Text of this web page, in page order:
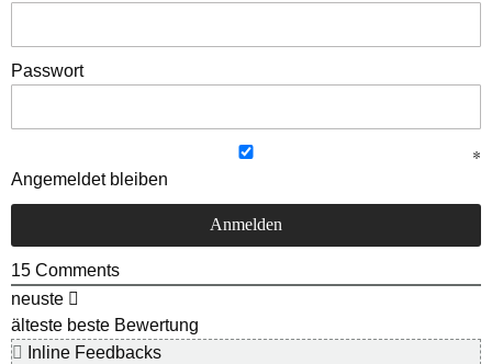
Passwort
Angemeldet bleiben
15 Comments
neuste
älteste beste Bewertung
Inline Feedbacks